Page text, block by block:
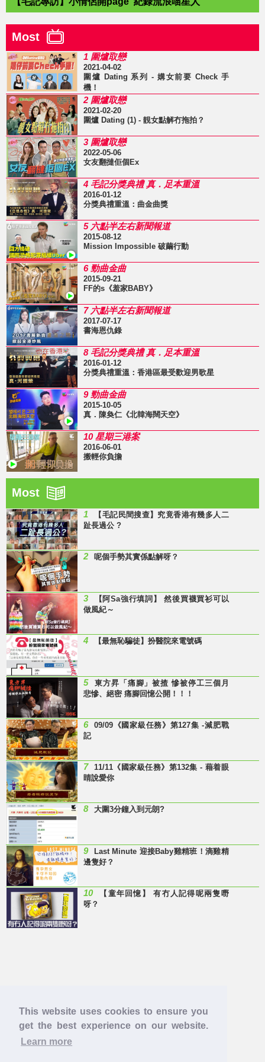
This website uses cookies to ensure you
get the best experience on our website.
Learn more
Most
1 圍爐取戀
2021-04-02
圍爐 Dating 系列 - 媾女前要 Check 手
機！
2 圍爐取戀
2021-02-20
圍爐 Dating (1) - 靚女點解冇拖拍？
3 圍爐取戀
2022-05-06
女友翻撻佢個Ex
4 毛記分獎典禮 真．足本重溫
2016-01-12
分獎典禮重溫：曲金曲獎
5 六點半左右新聞報道
2015-08-12
Mission Impossible 破繭行動
6 勁曲金曲
2015-09-21
FF的s《羞家BABY》
7 六點半左右新聞報道
2017-07-17
書海恩仇錄
8 毛記分獎典禮 真．足本重溫
2016-01-12
分獎典禮重溫：香港區最受歡迎男歌星
9 勁曲金曲
2015-10-05
真．陳奐仁《北韓海闊天空》
10 星期三港案
2016-06-01
搬輕你負擔
Most
1
【毛記民間搜查】究竟香港有幾多人二
趾長過公 ?
2 呢個手勢其實係點解呀？
3
【阿Sa強行填詞】 然後買襪買衫可以
做風紀～
4 【最無恥騙徒】扮醫院來電號碼
5
東方昇「痛腳」被揸 慘被停工三個月
悲慘、絕密 痛腳回憶公開！！！
6
09/09《國家級任務》第127集 -減肥戰
記
7
11/11《國家級任務》第132集 - 藉着眼
睛說愛你
8 大圍3分鐘入到元朗?
9
Last Minute 迎接Baby雞精班！滴雞精
邊隻好？
10
【童年回憶】 有冇人記得呢兩隻嘢
呀？